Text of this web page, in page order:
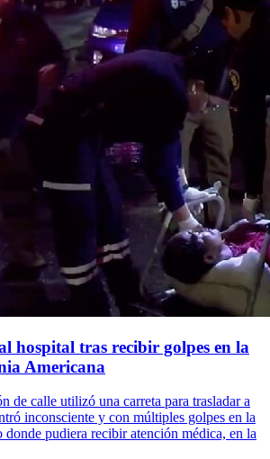
hospital tras recibir golpes en la
Americana
de calle utilizó una carreta para trasladar a
inconsciente y con múltiples golpes en la
donde pudiera recibir atención médica, en la